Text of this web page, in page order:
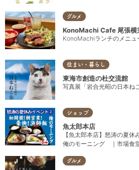
グルメ
KonoMachi Cafe 尾張横
KonoMachiランチのメニュ
住まい・暮らし
東海市創造の杜交流館
写真展「岩合光昭の日本ね
ショップ
魚太郎本店
【魚太郎本店】怒涛の夏
俺のモーニング ｜市場食
グルメ